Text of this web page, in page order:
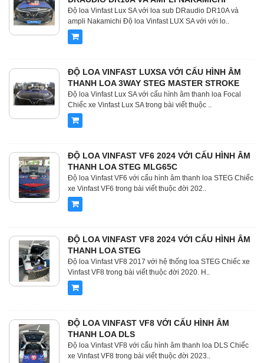
Độ loa Vinfast Lux SA với loa sub DRaudio DR10A và
ampli Nakamichi Độ loa Vinfast LUX SA với với lo..
ĐỘ LOA VINFAST LUXSA VỚI CẤU HÌNH ÂM
THANH LOA 3WAY STEG MASTER STROKE
Độ loa Vinfast Lux SA với cấu hình âm thanh loa Focal
Chiếc xe Vinfast Lux SA trong bài viết thuộc ..
ĐỘ LOA VINFAST VF6 2024 VỚI CẤU HÌNH ÂM
THANH LOA STEG MLG65C
Độ loa Vinfast VF6 với cấu hình âm thanh loa STEG Chiếc
xe Vinfast VF6 trong bài viết thuộc đời 202..
ĐỘ LOA VINFAST VF8 2024 VỚI CẤU HÌNH ÂM
THANH LOA STEG
Độ loa Vinfast VF8 2017 với hệ thống loa STEG Chiếc xe
Vinfast VF8 trong bài viết thuộc đời 2020. H..
ĐỘ LOA VINFAST VF8 VỚI CẤU HÌNH ÂM
THANH LOA DLS
Độ loa Vinfast VF8 với cấu hình âm thanh loa DLS Chiếc
xe Vinfast VF8 trong bài viết thuộc đời 2023..